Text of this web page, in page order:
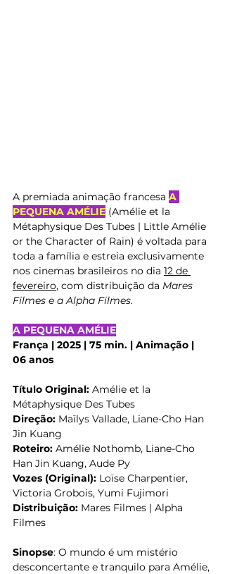
A premiada animação francesa A
PEQUENA AMÉLIE (Amélie et la
Métaphysique Des Tubes | Little Amélie
or the Character of Rain) é voltada para
toda a família e estreia exclusivamente
nos cinemas brasileiros no dia 12 de
fevereiro, com distribuição da Mares
Filmes e a Alpha Filmes.
A PEQUENA AMÉLIE
França | 2025 | 75 min. | Animação |
06 anos
Título Original: Amélie et la
Métaphysique Des Tubes
Direção: Maïlys Vallade, Liane-Cho Han
Jin Kuang
Roteiro: Amélie Nothomb, Liane-Cho
Han Jin Kuang, Aude Py
Vozes (Original): Loïse Charpentier,
Victoria Grobois, Yumi Fujimori
Distribuição: Mares Filmes | Alpha
Filmes
Sinopse: O mundo é um mistério
desconcertante e tranquilo para Amélie,